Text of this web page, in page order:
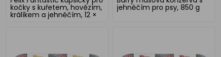
kočky s kuřetem, hovězím,
králíkem a jehněčím, 12 ×
jehněčím pro psy, 850 g